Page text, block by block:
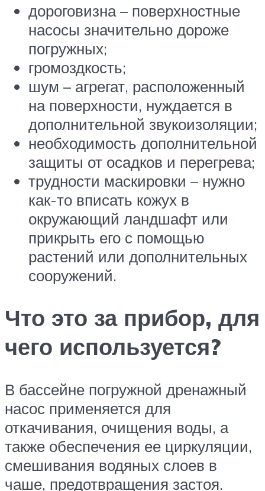
дороговизна – поверхностные
насосы значительно дороже
погружных;
громоздкость;
шум – агрегат, расположенный
на поверхности, нуждается в
дополнительной звукоизоляции;
необходимость дополнительной
защиты от осадков и перегрева;
трудности маскировки – нужно
как-то вписать кожух в
окружающий ландшафт или
прикрыть его с помощью
растений или дополнительных
сооружений.
Что это за прибор, для
чего используется?
В бассейне погружной дренажный
насос применяется для
откачивания, очищения воды, а
также обеспечения ее циркуляции,
смешивания водяных слоев в
чаше, предотвращения застоя.